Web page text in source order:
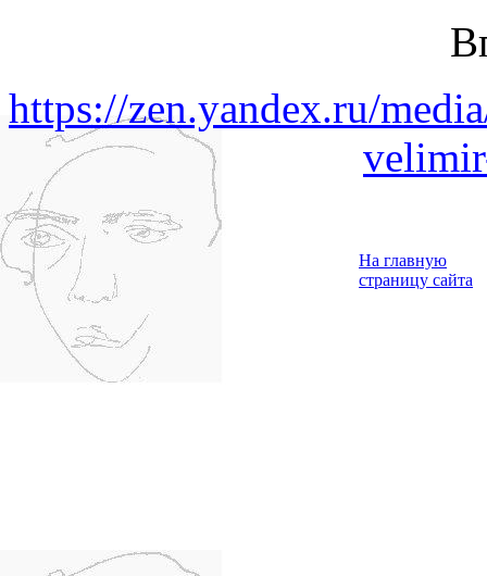
https://zen.yandex.ru/
На главную
страницу сайта